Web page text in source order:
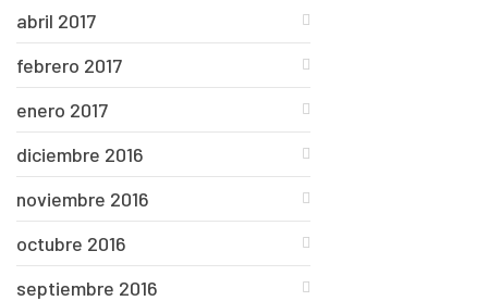
abril 2017
febrero 2017
enero 2017
diciembre 2016
noviembre 2016
octubre 2016
septiembre 2016